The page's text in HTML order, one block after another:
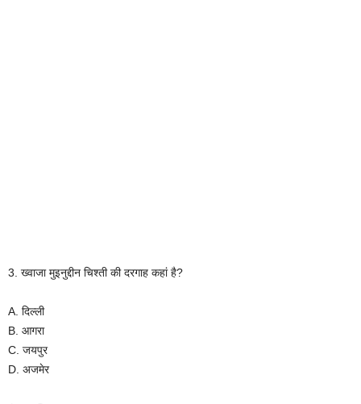
3. ख्वाजा मुइनुद्दीन चिश्ती की दरगाह कहां है?
A. दिल्ली
B. आगरा
C. जयपुर
D. अजमेर